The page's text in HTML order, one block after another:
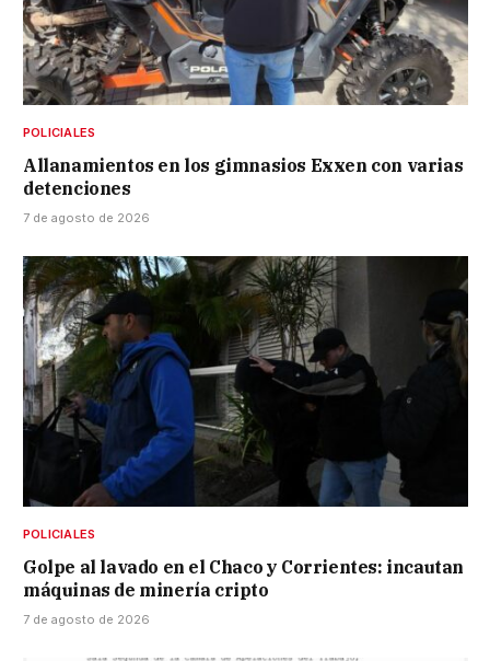
POLICIALES
Allanamientos en los gimnasios Exxen con varias
detenciones
7 de agosto de 2026
POLICIALES
Golpe al lavado en el Chaco y Corrientes: incautan
máquinas de minería cripto
7 de agosto de 2026